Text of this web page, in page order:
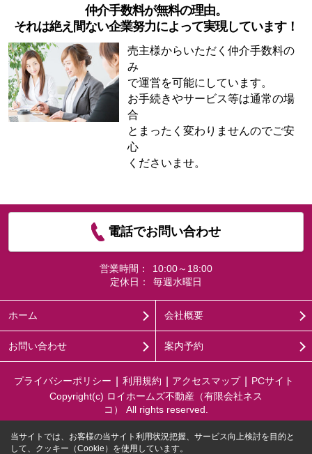
仲介手数料が無料の理由。
それは絶え間ない企業努力によって実現しています！
売主様からいただく仲介手数料の
み
で運営を可能にしています。
お手続きやサービス等は通常の場
合
とまったく変わりませんのでご安
心
くださいませ。
電話でお問い合わせ
営業時間：
10:00～18:00
定休日：
毎週水曜日
ホーム 会社概要
お問い合わせ 案内予約
プライバシーポリシー 利用規約 アクセスマップ
PCサイト
Copyright(c) ロイホームズ不動産（有限会社ネス
コ） All rights reserved.
当サイトでは、お客様の当サイト利用状況把握、サービス向上検討を目的と
して、クッキー（Cookie）を使用しています。